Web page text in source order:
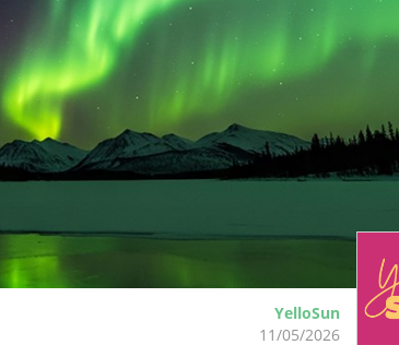
YelloSun
11/05/2026